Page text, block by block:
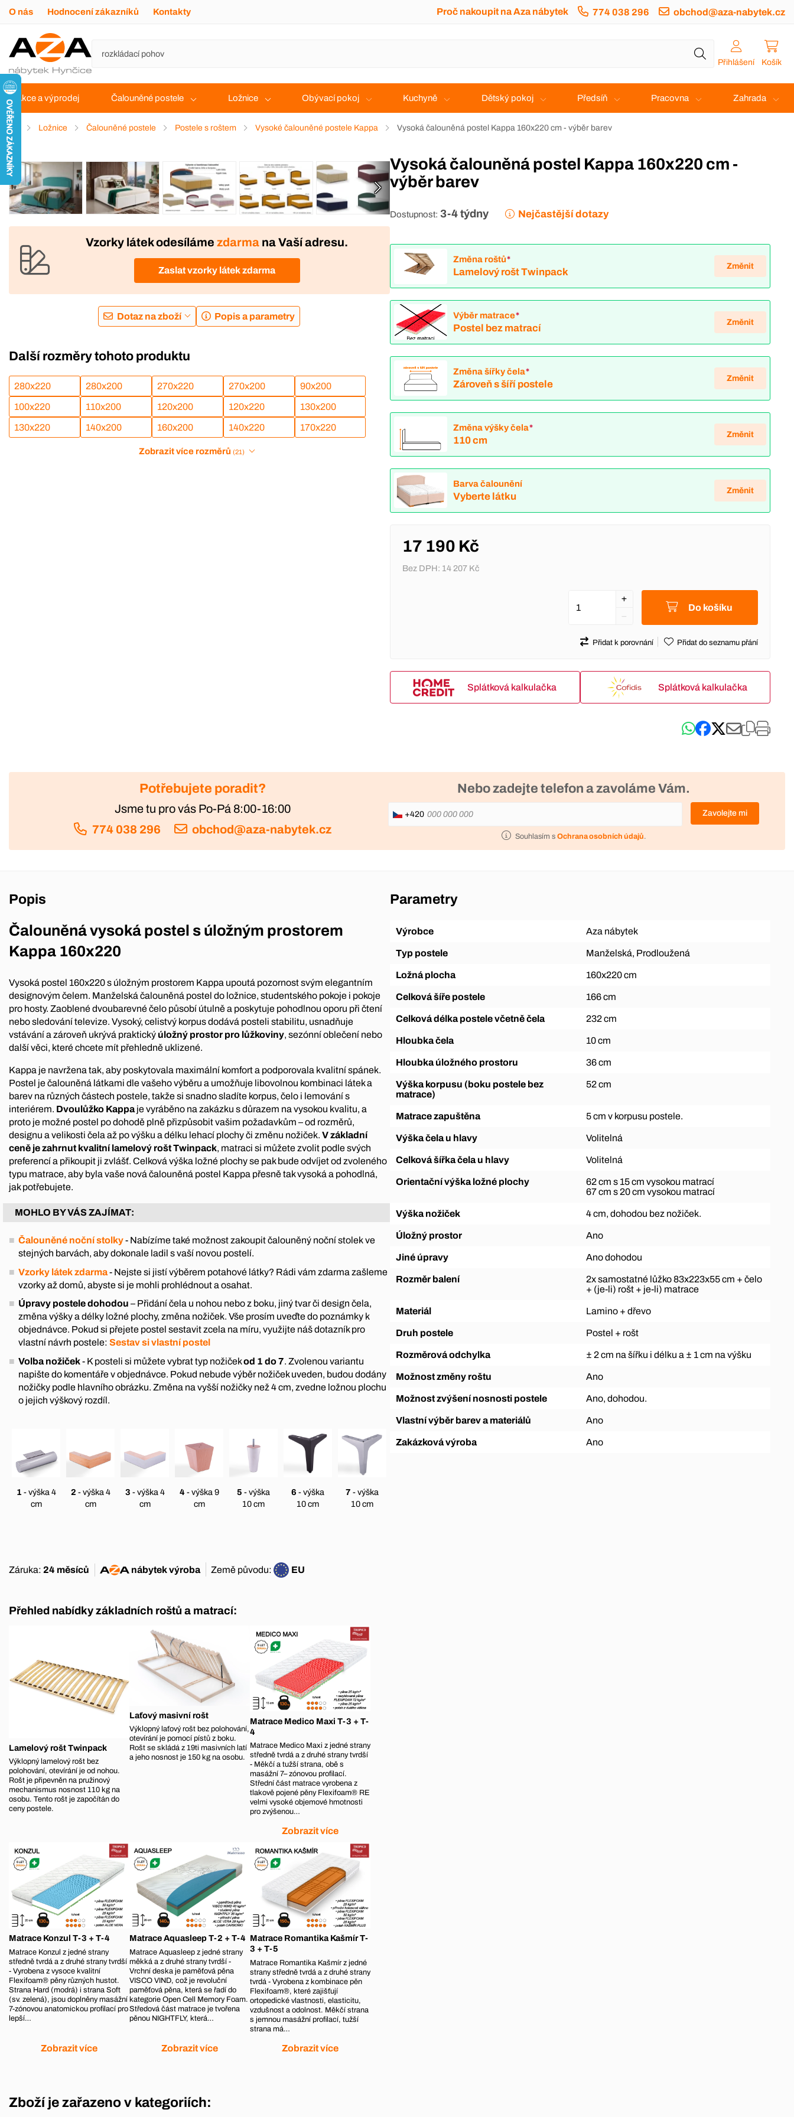
O nás Hodnocení zákazníků Kontakty Proč nakoupit na Aza nábytek 774 038 296 obchod@aza-nabytek.cz
Přihlášení Košík
Akce a výprodej Čalouněné postele Ložnice Obývací pokoj Kuchyně Dětský pokoj Předsíň Pracovna Zahrada
Ložnice Čalouněné postele Postele s roštem Vysoké čalouněné postele Kappa Vysoká čalouněná postel Kappa 160x220 cm - výběr barev
VÝROBA
Vzorky látek odesílámezdarma na Vaší adresu.
Zaslat vzorky látek zdarma
Dotaz na zboží Popis a parametry
Další rozměry tohoto produktu
280x220 280x200 270x220 270x200 90x200
100x220 110x200 120x200 120x220 130x200
130x220 140x200 160x200 140x220 170x220
Zobrazit více rozměrů (21)
Vysoká čalouněná postel Kappa 160x220 cm -
výběr barev
Dostupnost: 3-4 týdny Nejčastější dotazy
Změna roštů*
Lamelový rošt Twinpack
Změnit
Výběr matrace*
Postel bez matrací
Změnit
Změna šířky čela*
Zároveň s šíří postele
Změnit
Změna výšky čela*
110 cm
Změnit
Barva čalounění
Vyberte látku
Změnit
17 190 Kč
Bez DPH: 14 207 Kč
Do košíku
Přidat k porovnání Přidat do seznamu přání
Splátková kalkulačka Splátková kalkulačka
Potřebujete poradit?
Jsme tu pro vás Po-Pá 8:00-16:00
774 038 296
obchod@aza-nabytek.cz
Nebo zadejte telefon a zavoláme Vám.
+420 Zavolejte mi
Souhlasím s Ochrana osobních údajů.
Popis
Čalouněná vysoká postel s úložným prostorem
Kappa 160x220
Vysoká postel 160x220 s úložným prostorem Kappa upoutá pozornost svým elegantním
designovým čelem. Manželská čalouněná postel do ložnice, studentského pokoje i pokoje
pro hosty. Zaoblené dvoubarevné čelo působí útulně a poskytuje pohodlnou oporu při čtení
nebo sledování televize. Vysoký, celistvý korpus dodává posteli stabilitu, usnadňuje
vstávání a zároveň ukrývá praktický úložný prostor pro lůžkoviny, sezónní oblečení nebo
další věci, které chcete mít přehledně uklizené.
Kappa je navržena tak, aby poskytovala maximální komfort a podporovala kvalitní spánek.
Postel je čalouněná látkami dle vašeho výběru a umožňuje libovolnou kombinaci látek a
barev na různých částech postele, takže si snadno sladíte korpus, čelo i lemování s
interiérem. Dvoulůžko Kappaje vyráběno na zakázku s důrazem na vysokou kvalitu, a
proto je možné postel po dohodě plně přizpůsobit vašim požadavkům – od rozměrů,
designu a velikosti čela až po výšku a délku lehací plochy či změnu nožiček. V základní
ceně je zahrnut kvalitní lamelový rošt Twinpack, matraci si můžete zvolit podle svých
preferencí a přikoupit ji zvlášť. Celková výška ložné plochy se pak bude odvíjet od zvoleného
typu matrace, aby byla vaše nová čalouněná postel Kappa přesně tak vysoká a pohodlná,
jak potřebujete.
MOHLO BY VÁS ZAJÍMAT:
Čalouněné noční stolky- Nabízíme také možnost zakoupit čalouněný noční stolek ve
stejných barvách, aby dokonale ladil s vaší novou postelí.
Vzorky látek zdarma- Nejste si jistí výběrem potahové látky? Rádi vám zdarma zašleme
vzorky až domů, abyste si je mohli prohlédnout a osahat.
Úpravy postele dohodou – Přidání čela u nohou nebo z boku, jiný tvar či design čela,
změna výšky a délky ložné plochy, změna nožiček. Vše prosím uveďte do poznámky k
objednávce. Pokud si přejete postel sestavit zcela na míru, využijte náš dotazník pro
vlastní návrh postele: Sestav si vlastní postel
Volba nožiček- K posteli si můžete vybrat typ nožičekod 1 do 7. Zvolenou variantu
napište do komentáře v objednávce. Pokud nebude výběr nožiček uveden, budou dodány
nožičky podle hlavního obrázku. Změna na vyšší nožičky než 4 cm, zvedne ložnou plochu
o jejich výškový rozdíl.
1 - výška 4
cm
2 - výška 4
cm
3 - výška 4
cm
4 - výška 9
cm
5 - výška
10 cm
6 - výška
10 cm
7 - výška
10 cm
Záruka: 24 měsíců nábytekvýroba Země původu: EU
Přehled nabídky základních roštů a matrací:
Lamelový rošt Twinpack
Výklopný lamelový rošt bez
polohování, otevírání je od nohou.
Rošt je připevněn na pružinový
mechanismus nosnost 110 kg na
osobu. Tento rošt je započítán do
ceny postele.
Laťový masivní rošt
Výklopný laťový rošt bez polohování,
otevírání je pomocí pístů z boku.
Rošt se skládá z 19ti masivních latí
a jeho nosnost je 150 kg na osobu.
Matrace Medico Maxi T-3 + T-
4
Matrace Medico Maxi z jedné strany
středně tvrdá a z druhé strany tvrdší
- Měkčí a tužší strana, obě s
masážní 7– zónovou profilací.
Střední část matrace vyrobena z
tlakově pojené pěny Flexifoam® RE
velmi vysoké objemové hmotnosti
pro zvýšenou…
Zobrazit více
Matrace Konzul T-3 + T-4
Matrace Konzul z jedné strany
středně tvrdá a z druhé strany tvrdší
- Vyrobena z vysoce kvalitní
Flexifoam® pěny různých hustot.
Strana Hard (modrá) i strana Soft
(sv. zelená), jsou doplněny masážní
7-zónovou anatomickou profilací pro
lepší…
Zobrazit více
Matrace Aquasleep T-2 + T-4
Matrace Aquasleep z jedné strany
měkká a z druhé strany tvrdší -
Vrchní deska je paměťová pěna
VISCO VIND, což je revoluční
paměťová pěna, která se řadí do
kategorie Open Cell Memory Foam.
Středová část matrace je tvořena
pěnou NIGHTFLY, která…
Zobrazit více
Matrace Romantika Kašmír T-
3 + T-5
Matrace Romantika Kašmír z jedné
strany středně tvrdá a z druhé strany
tvrdá - Vyrobena z kombinace pěn
Flexifoam®, které zajišťují
ortopedické vlastnosti, elasticitu,
vzdušnost a odolnost. Měkčí strana
s jemnou masážní profilací, tužší
strana má…
Zobrazit více
Parametry
Výrobce Aza nábytek
Typ postele Manželská, Prodloužená
Ložná plocha 160x220 cm
Celková šíře postele 166 cm
Celková délka postele včetně čela 232 cm
Hloubka čela 10 cm
Hloubka úložného prostoru 36 cm
Výška korpusu (boku postele bez
matrace)
52 cm
Matrace zapuštěna 5 cm v korpusu postele.
Výška čela u hlavy Volitelná
Celková šířka čela u hlavy Volitelná
Orientační výška ložné plochy
62 cm s 15 cm vysokou matrací
67 cm s 20 cm vysokou matrací
Výška nožiček 4 cm, dohodou bez nožiček.
Úložný prostor Ano
Jiné úpravy Ano dohodou
Rozměr balení
2x samostatné lůžko 83x223x55 cm + čelo
+ (je-li) rošt + je-li) matrace
Materiál Lamino + dřevo
Druh postele Postel + rošt
Rozměrová odchylka ± 2 cm na šířku i délku a ± 1 cm na výšku
Možnost změny roštu Ano
Možnost zvýšení nosnosti postele Ano, dohodou.
Vlastní výběr barev a materiálů Ano
Zakázková výroba Ano
Zboží je zařazeno v kategoriích: